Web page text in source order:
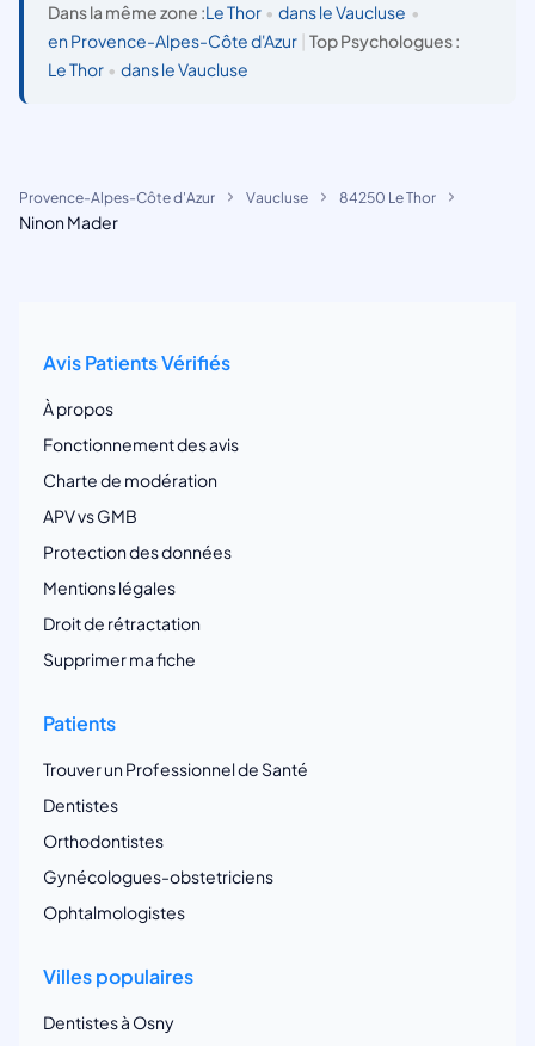
Dans la même zone :Le Thor • dans le Vaucluse •
en Provence-Alpes-Côte d'Azur
Top Psychologues :
Le Thor • dans le Vaucluse
Provence-Alpes-Côte d'Azur Vaucluse 84250 Le Thor
Ninon Mader
Avis Patients Vérifiés
À propos
Fonctionnement des avis
Charte de modération
APV vs GMB
Protection des données
Mentions légales
Droit de rétractation
Supprimer ma fiche
Patients
Trouver un Professionnel de Santé
Dentistes
Orthodontistes
Gynécologues-obstetriciens
Ophtalmologistes
Villes populaires
Dentistes à Osny